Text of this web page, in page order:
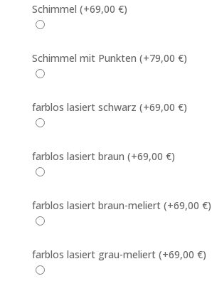
Schimmel (+69,00 €)
Schimmel mit Punkten (+79,00 €)
farblos lasiert schwarz (+69,00 €)
farblos lasiert braun (+69,00 €)
farblos lasiert braun-meliert (+69,00 €)
farblos lasiert grau-meliert (+69,00 €)